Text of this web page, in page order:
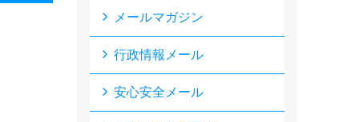
メールマガジン
行政情報メール
安心安全メール